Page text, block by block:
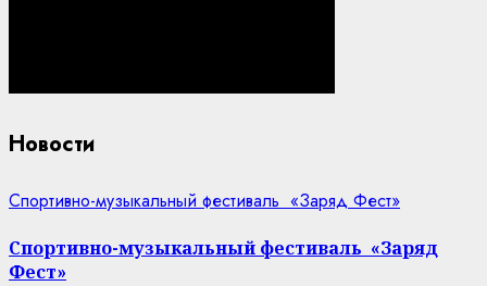
Новости
Спортивно-музыкальный фестиваль «Заряд Фест»
Спортивно-музыкальный фестиваль «Заряд
Фест»